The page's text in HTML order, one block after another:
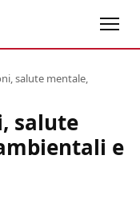
salute mentale,
salute
e